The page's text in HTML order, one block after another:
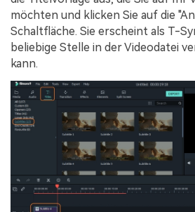
möchten und klicken Sie auf die "
Schaltfläche. Sie erscheint als T-
beliebige Stelle in der Videodatei
kann.